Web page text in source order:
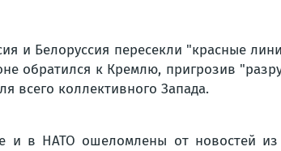
и Белоруссия пересекли "красные
обратился к Кремлю, пригрозив
всего коллективного Запада.
и в НАТО ошеломлены от новостей из